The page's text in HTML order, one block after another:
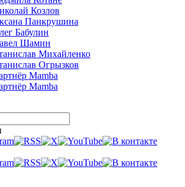
Козлов
Панкрушина
Бабулин
Шамин
Михайленко
Огрызков
Mamba
Mamba